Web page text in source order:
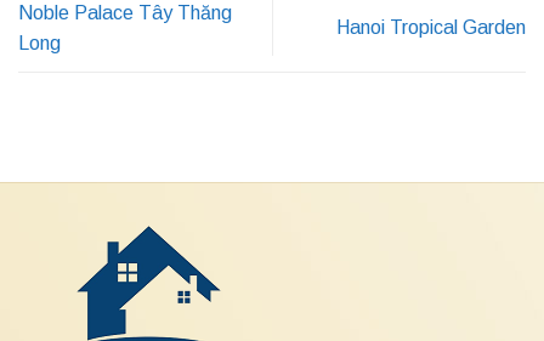
Noble Palace Tây Thăng
Long
Hanoi Tropical Garden